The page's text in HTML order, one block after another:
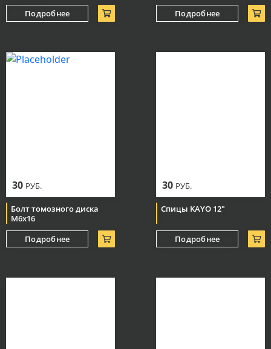
Подробнее
Подробнее
30 РУБ.
Болт томозного диска
М6х16
Подробнее
30 РУБ.
Спицы KAYO 12"
Подробнее